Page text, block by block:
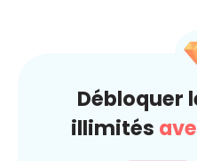
Débloquer
illimités